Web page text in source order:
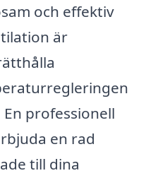
och effektiv
är
professionell
en rad
till dina